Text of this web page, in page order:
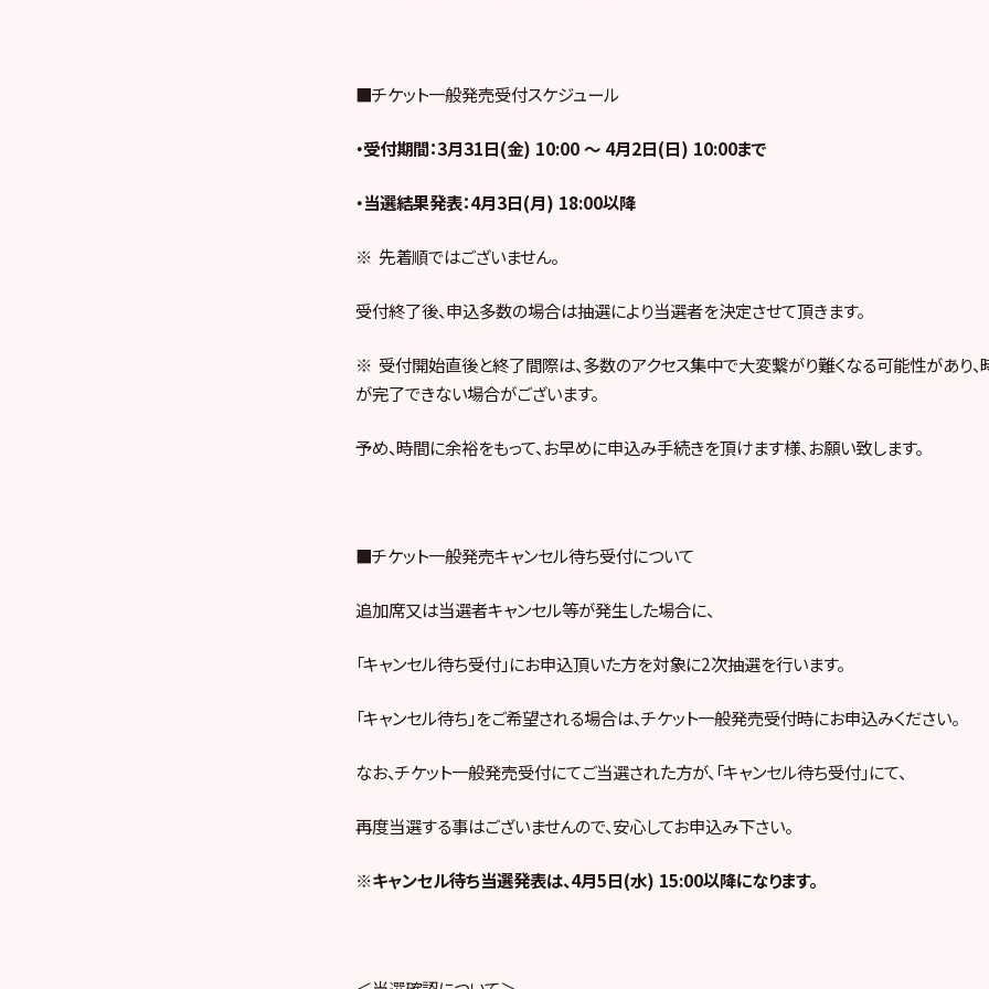
■チケット一般発売受付スケジュール
・受付期間：3月31日(金) 10:00 ～ 4月2日(日) 10:00まで
・当選結果発表：4月3日(月) 18:00以降
※ 先着順ではございません。
受付終了後、申込多数の場合は抽選により当選者を決定させて頂きます。
※ 受付開始直後と終了間際は、多数のアクセス集中で大変繋がり難くなる可能性があり
が完了できない場合がございます。
予め、時間に余裕をもって、お早めに申込み手続きを頂けます様、お願い致します。
■チケット一般発売キャンセル待ち受付について
追加席又は当選者キャンセル等が発生した場合に、
「キャンセル待ち受付」にお申込頂いた方を対象に2次抽選を行います。
「キャンセル待ち」をご希望される場合は、チケット一般発売受付時にお申込みください。
なお、チケット一般発売受付にてご当選された方が、「キャンセル待ち受付」にて、
再度当選する事はございませんので、安心してお申込み下さい。
※キャンセル待ち当選発表は、4月5日(水) 15:00以降になります。